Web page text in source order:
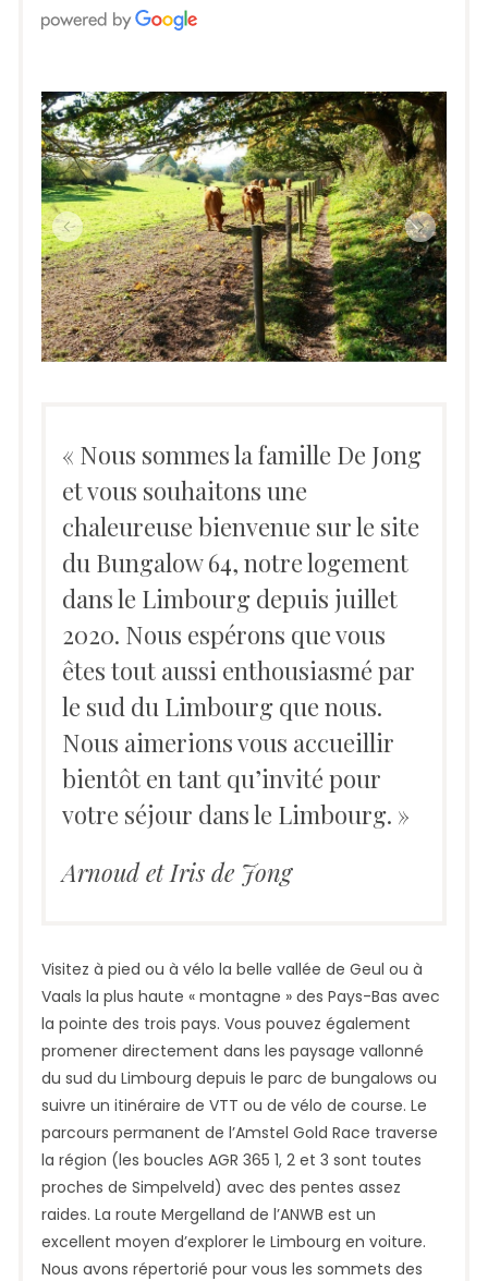
« Nous sommes la famille De Jong
et vous souhaitons une
chaleureuse bienvenue sur le site
du Bungalow 64, notre logement
dans le Limbourg depuis juillet
2020. Nous espérons que vous
êtes tout aussi enthousiasmé par
le sud du Limbourg que nous.
Nous aimerions vous accueillir
bientôt en tant qu’invité pour
votre séjour dans le Limbourg. »
Arnoud et Iris de Jong
Visitez à pied ou à vélo la belle vallée de Geul ou à
Vaals la plus haute « montagne » des Pays-Bas avec
la pointe des trois pays. Vous pouvez également
promener directement dans les paysage vallonné
du sud du Limbourg depuis le parc de bungalows ou
suivre un itinéraire de VTT ou de vélo de course. Le
parcours permanent de l’Amstel Gold Race traverse
la région (les boucles AGR 365 1, 2 et 3 sont toutes
proches de Simpelveld) avec des pentes assez
raides. La route Mergelland de l’ANWB est un
excellent moyen d’explorer le Limbourg en voiture.
Nous avons répertorié pour vous les sommets des